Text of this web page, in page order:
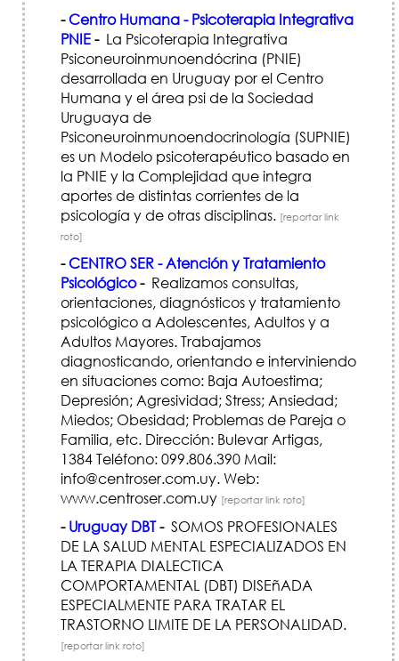
-Centro Humana - Psicoterapia Integrativa
PNIE-La Psicoterapia Integrativa
Psiconeuroinmunoendócrina (PNIE)
desarrollada en Uruguay por el Centro
Humana y el área psi de la Sociedad
Uruguaya de
Psiconeuroinmunoendocrinología (SUPNIE)
es un Modelo psicoterapéutico basado en
la PNIE y la Complejidad que integra
aportes de distintas corrientes de la
psicología y de otras disciplinas. [reportar link
roto]
-CENTRO SER - Atención y Tratamiento
Psicológico-Realizamos consultas,
orientaciones, diagnósticos y tratamiento
psicológico a Adolescentes, Adultos y a
Adultos Mayores. Trabajamos
diagnosticando, orientando e interviniendo
en situaciones como: Baja Autoestima;
Depresión; Agresividad; Stress; Ansiedad;
Miedos; Obesidad; Problemas de Pareja o
Familia, etc. Dirección: Bulevar Artigas,
1384 Teléfono: 099.806.390 Mail:
info@centroser.com.uy. Web:
www.centroser.com.uy [reportar link roto]
- Uruguay DBT-SOMOS PROFESIONALES
DE LA SALUD MENTAL ESPECIALIZADOS EN
LA TERAPIA DIALECTICA
COMPORTAMENTAL (DBT) DISEñADA
ESPECIALMENTE PARA TRATAR EL
TRASTORNO LIMITE DE LA PERSONALIDAD.
[reportar link roto]